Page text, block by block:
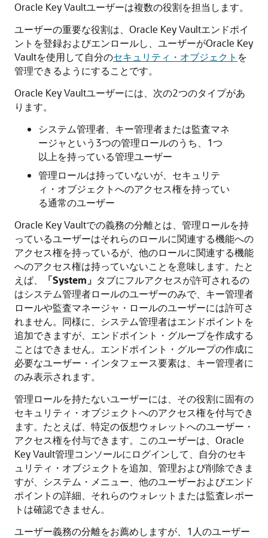
Oracle Key Vaultユーザーは複数の役割を担当します。
ユーザーの重要な役割は、Oracle Key Vaultエンドポイ
ントを登録およびエンロールし、ユーザーがOracle Key
Vaultを使用して自分のセキュリティ・オブジェクト を
管理できるようにすることです。
Oracle Key Vaultユーザーには、次の2つのタイプがあ
ります。
システム管理者、キー管理者または監査マネ
ージャという3つの管理ロールのうち、1つ
以上を持っている管理ユーザー
管理ロールは持っていないが、セキュリテ
ィ・オブジェクトへのアクセス権を持ってい
る通常のユーザー
Oracle Key Vaultでの義務の分離とは、管理ロールを持
っているユーザーはそれらのロールに関連する機能への
アクセス権を持っているが、他のロールに関連する機能
へのアクセス権は持っていないことを意味します。たと
えば、
「System」 タブにフルアクセスが許可されるの
はシステム管理者ロールのユーザーのみで、キー管理者
ロールや監査マネージャ・ロールのユーザーには許可さ
れません。同様に、システム管理者はエンドポイントを
追加できますが、エンドポイント・グループを作成する
ことはできません。エンドポイント・グループの作成に
必要なユーザー・インタフェース要素は、キー管理者に
のみ表示されます。
管理ロールを持たないユーザーには、その役割に固有の
セキュリティ・オブジェクトへのアクセス権を付与でき
ます。たとえば、特定の仮想ウォレットへのユーザー・
アクセス権を付与できます。このユーザーは、Oracle
Key Vault管理コンソールにログインして、自分のセキ
ュリティ・オブジェクトを追加、管理および削除できま
すが、システム・メニュー、他のユーザーおよびエンド
ポイントの詳細、それらのウォレットまたは監査レポー
トは確認できません。
ユーザー義務の分離をお薦めしますが、1人のユーザー